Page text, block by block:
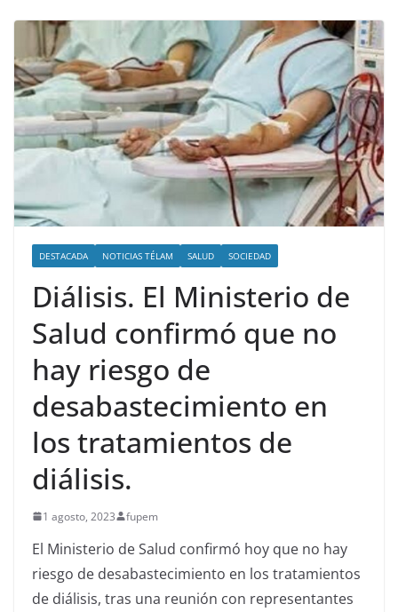
DESTACADA NOTICIAS TÉLAM SALUD SOCIEDAD
Diálisis. El Ministerio de
Salud confirmó que no
hay riesgo de
desabastecimiento en
los tratamientos de
diálisis.
1 agosto, 2023 fupem
El Ministerio de Salud confirmó hoy que no hay
riesgo de desabastecimiento en los tratamientos
de diálisis, tras una reunión con representantes